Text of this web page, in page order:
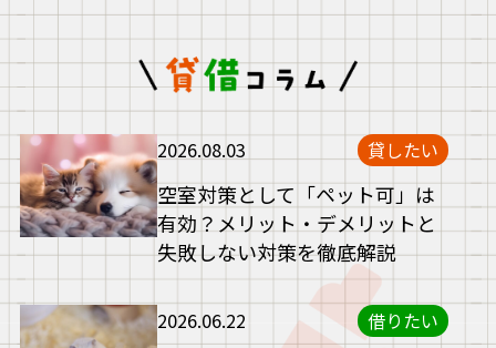
2026.08.03 貸したい
空室対策として「ペット可」は
有効？メリット・デメリットと
失敗しない対策を徹底解説
2026.06.22 借りたい